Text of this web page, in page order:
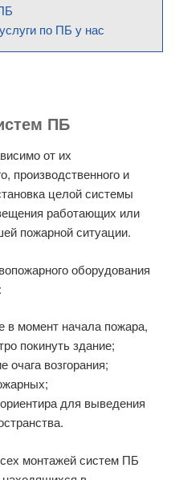
по ПБ у нас
ПБ
от их
производственного и
целой системы
работающих или
пожарной ситуации.
оборудования
в момент начала пожара,
покинуть здание;
очага возгорания;
для выведения
монтажей систем ПБ